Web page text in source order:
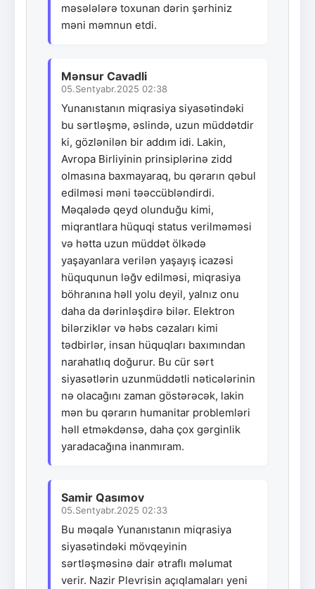
məsələlərə toxunan dərin şərhiniz
məni məmnun etdi.
Mənsur Cavadli
05.Sentyabr.2025 02:38
Yunanıstanın miqrasiya siyasətindəki
bu sərtləşmə, əslində, uzun müddətdir
ki, gözlənilən bir addım idi. Lakin,
Avropa Birliyinin prinsiplərinə zidd
olmasına baxmayaraq, bu qərarın qəbul
edilməsi məni təəccübləndirdi.
Məqalədə qeyd olunduğu kimi,
miqrantlara hüquqi status verilməməsi
və hətta uzun müddət ölkədə
yaşayanlara verilən yaşayış icazəsi
hüququnun ləğv edilməsi, miqrasiya
böhranına həll yolu deyil, yalnız onu
daha da dərinləşdirə bilər. Elektron
bilərziklər və həbs cəzaları kimi
tədbirlər, insan hüquqları baxımından
narahatlıq doğurur. Bu cür sərt
siyasətlərin uzunmüddətli nəticələrinin
nə olacağını zaman göstərəcək, lakin
mən bu qərarın humanitar problemləri
həll etməkdənsə, daha çox gərginlik
yaradacağına inanmıram.
Samir Qasımov
05.Sentyabr.2025 02:33
Bu məqalə Yunanıstanın miqrasiya
siyasətindəki mövqeyinin
sərtləşməsinə dair ətraflı məlumat
verir. Nazir Plevrisin açıqlamaları yeni